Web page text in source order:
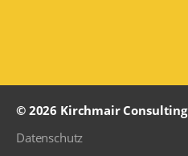
© 2026 Kirchmair Consulting
Datenschutz